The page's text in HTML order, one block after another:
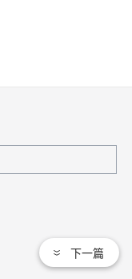
下一篇